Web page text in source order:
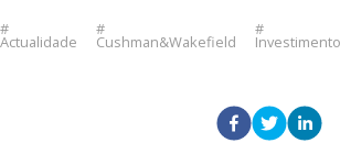
Actualidade Cushman&Wakefield Investimento